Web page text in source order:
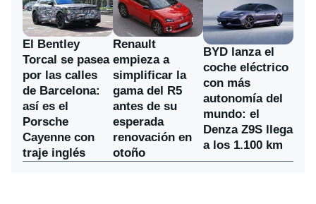
El Bentley
Torcal se pasea
por las calles
de Barcelona:
así es el
Porsche
Cayenne con
traje inglés
Renault
empieza a
simplificar la
gama del R5
antes de su
esperada
renovación en
otoño
BYD lanza el
coche eléctrico
con más
autonomía del
mundo: el
Denza Z9S llega
a los 1.100 km